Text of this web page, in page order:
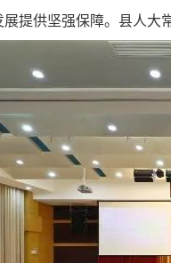
提供坚强保障。县人大